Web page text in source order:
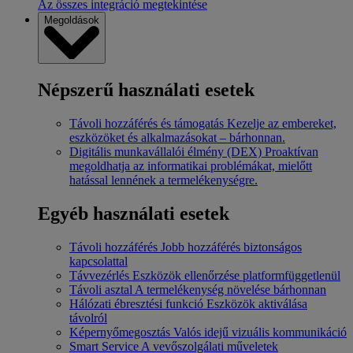
Az összes integráció megtekintése
Megoldások
Népszerű használati esetek
Távoli hozzáférés és támogatás Kezelje az embereket,
eszközöket és alkalmazásokat – bárhonnan.
Digitális munkavállalói élmény (DEX) Proaktívan
megoldhatja az informatikai problémákat, mielőtt
hatással lennének a termelékenységre.
Egyéb használati esetek
Távoli hozzáférés Jobb hozzáférés biztonságos
kapcsolattal
Távvezérlés Eszközök ellenőrzése platformfüggetlenül
Távoli asztal A termelékenység növelése bárhonnan
Hálózati ébresztési funkció Eszközök aktiválása
távolról
Képernyőmegosztás Valós idejű vizuális kommunikáció
Smart Service A vevőszolgálati műveletek